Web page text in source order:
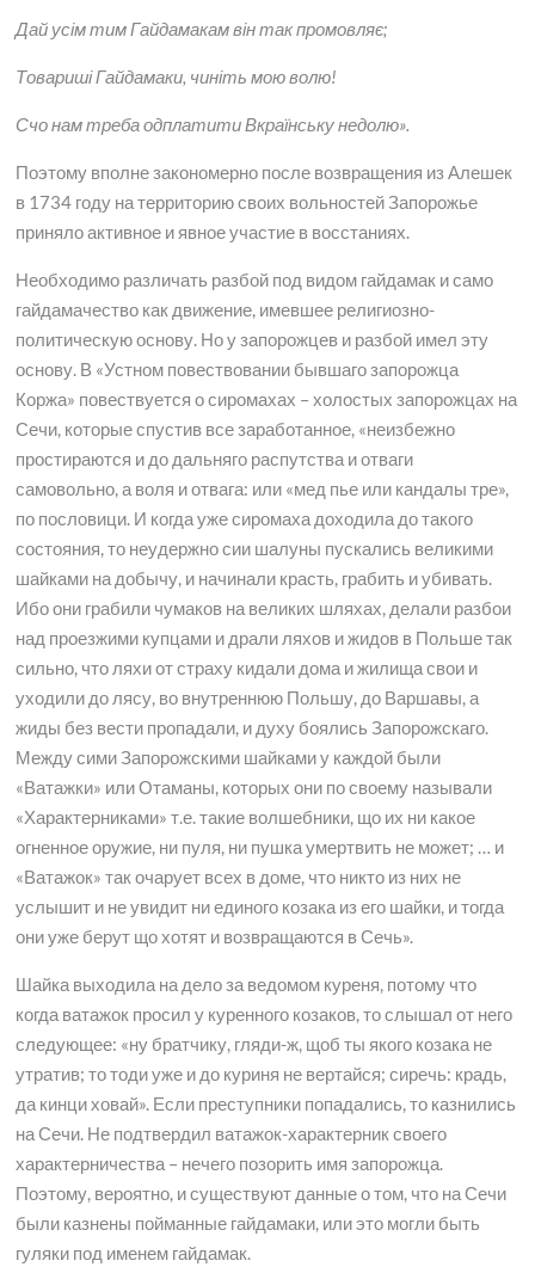
Дай усім тим Гайдамакам він так промовляє;
Товариші Гайдамаки, чиніть мою волю!
Счо нам треба одплатити Вкраїнську недолю».
Поэтому вполне закономерно после возвращения из Алешек
в 1734 году на территорию своих вольностей Запорожье
приняло активное и явное участие в восстаниях.
Необходимо различать разбой под видом гайдамак и само
гайдамачество как движение, имевшее религиозно-
политическую основу. Но у запорожцев и разбой имел эту
основу. В «Устном повествовании бывшаго запорожца
Коржа» повествуется о сиромахах – холостых запорожцах на
Сечи, которые спустив все заработанное, «неизбежно
простираются и до дальняго распутства и отваги
самовольно, а воля и отвага: или «мед пье или кандалы тре»,
по пословици. И когда уже сиромаха доходила до такого
состояния, то неудержно сии шалуны пускались великими
шайками на добычу, и начинали красть, грабить и убивать.
Ибо они грабили чумаков на великих шляхах, делали разбои
над проезжими купцами и драли ляхов и жидов в Польше так
сильно, что ляхи от страху кидали дома и жилища свои и
уходили до лясу, во внутреннюю Польшу, до Варшавы, а
жиды без вести пропадали, и духу боялись Запорожскаго.
Между сими Запорожскими шайками у каждой были
«Ватажки» или Отаманы, которых они по своему называли
«Характерниками» т.е. такие волшебники, що их ни какое
огненное оружие, ни пуля, ни пушка умертвить не может; … и
«Ватажок» так очарует всех в доме, что никто из них не
услышит и не увидит ни единого козака из его шайки, и тогда
они уже берут що хотят и возвращаются в Сечь».
Шайка выходила на дело за ведомом куреня, потому что
когда ватажок просил у куренного козаков, то слышал от него
следующее: «ну братчику, гляди-ж, щоб ты якого козака не
утратив; то тоди уже и до куриня не вертайся; сиречь: крадь,
да кинци ховай». Если преступники попадались, то казнились
на Сечи. Не подтвердил ватажок-характерник своего
характерничества – нечего позорить имя запорожца.
Поэтому, вероятно, и существуют данные о том, что на Сечи
были казнены пойманные гайдамаки, или это могли быть
гуляки под именем гайдамак.